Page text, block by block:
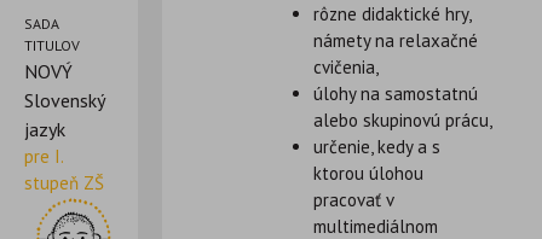
SADA
TITULOV
NOVÝ
Slovenský
jazyk
pre I.
stupeň ZŠ
rôzne didaktické hry,
námety na relaxačné
cvičenia,
úlohy na samostatnú
alebo skupinovú prácu,
určenie, kedy a s
ktorou úlohou
pracovať v
multimediálnom